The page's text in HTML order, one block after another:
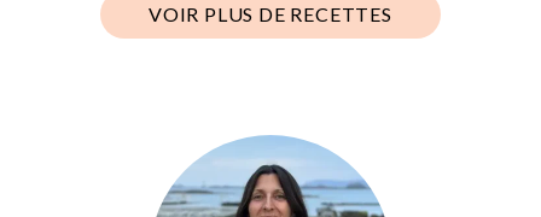
VOIR PLUS DE RECETTES